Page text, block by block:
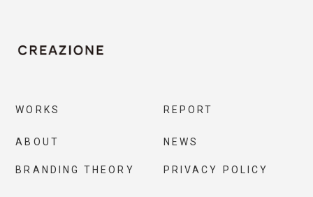
WORKS
ABOUT
BRANDING THEORY
REPORT
NEWS
PRIVACY POLICY